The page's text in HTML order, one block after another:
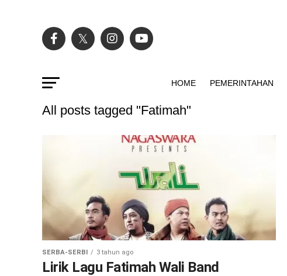
HOME PEMERINTAHAN
All posts tagged "Fatimah"
SERBA-SERBI 3 tahun ago
Lirik Lagu Fatimah Wali Band